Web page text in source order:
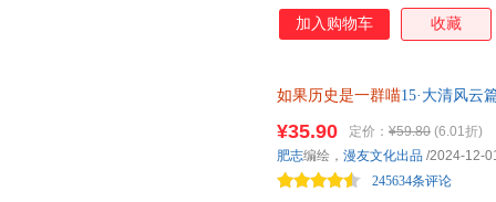
基，用轻松有趣的方式讲述数
末的残晖落幕，喵咪们带你翻
国篇、魏晋南北篇、隋唐风云
晖篇。 ★硬核知识 趣味叙事，
二十四史、经典教科书及大量
那些烧脑
加入购物车 收藏
如果历史是一群喵15·大清风云
¥35.90 定价： ¥59.80 (6.01折)
245634条评论
肥志编绘， 漫友文化出品 /2024-12-